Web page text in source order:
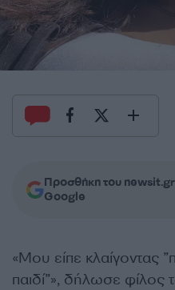
Προσθήκη του
Google
«Μου είπε κλαίγοντας
παιδί”», δήλωσε